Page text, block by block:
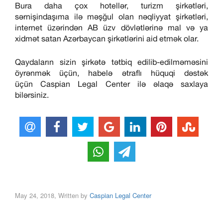
Bura daha çox hotellər, turizm şirkətləri,
sərnişindaşıma ilə məşğul olan nəqliyyat şirkətləri,
internet üzərindən AB üzv dövlətlərinə mal və ya
xidmət satan Azərbaycan şirkətlərini aid etmək olar.
Qaydaların sizin şirkətə tətbiq edilib-edilməməsini
öyrənmək üçün, habelə ətraflı hüquqi dəstək
üçün Caspian Legal Center ilə əlaqə saxlaya
bilərsiniz.
May 24, 2018, Written by Caspian Legal Center